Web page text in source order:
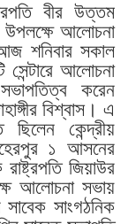
বীর উত্তম
উপলক্ষে আলোচনা
শনিবার সকাল
সেন্টারে আলোচনা
করেন
বিশ্বাস। এ
কেন্দ্রীয়
১ আসনের
জিয়াউর
আলোচনা সভায়
সাংগঠনিক